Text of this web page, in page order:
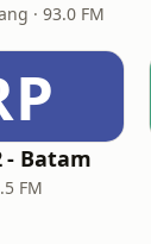
· 93.0 FM
- Batam
FM